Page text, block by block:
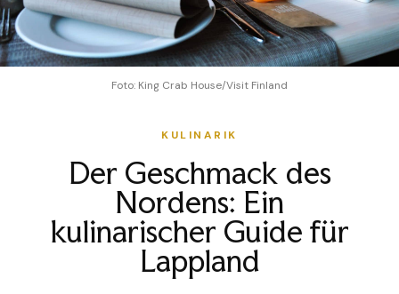
Foto: King Crab House/Visit Finland
KULINARIK
Der Geschmack des
Nordens: Ein
kulinarischer Guide für
Lappland